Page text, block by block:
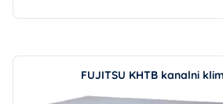
FUJITSU KHTB kanalni